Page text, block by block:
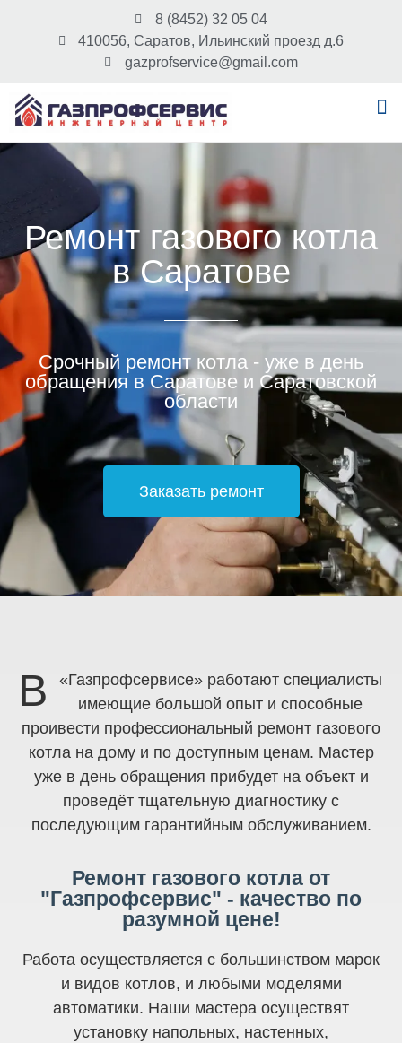
8 (8452) 32 05 04
410056, Саратов, Ильинский проезд д.6
gazprofservice@gmail.com
Ремонт газового котла
в Саратове
Срочный ремонт котла - уже в день
обращения в Саратове и Саратовской
области
Заказать ремонт
В
«Газпрофсервисе» работают специалисты
имеющие большой опыт и способные
проивести профессиональный ремонт газового
котла на дому и по доступным ценам. Мастер
уже в день обращения прибудет на объект и
проведёт тщательную диагностику с
последующим гарантийным обслуживанием.
Ремонт газового котла от
"Газпрофсервис" - качество по
разумной цене!
Работа осуществляется с большинством марок
и видов котлов, и любыми моделями
автоматики. Наши мастера осуществят
установку напольных, настенных,